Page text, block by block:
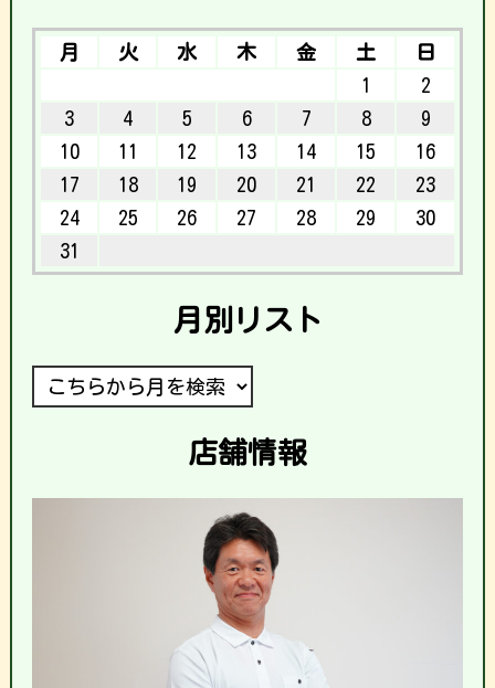
月 火 水 木 金 土
日
1
2
3
4 5 6 7 8
9
10
11 12 13 14 15
16
17
18 19 20 21 22
23
24
25 26 27 28 29
30
31
月別リスト
店舗情報